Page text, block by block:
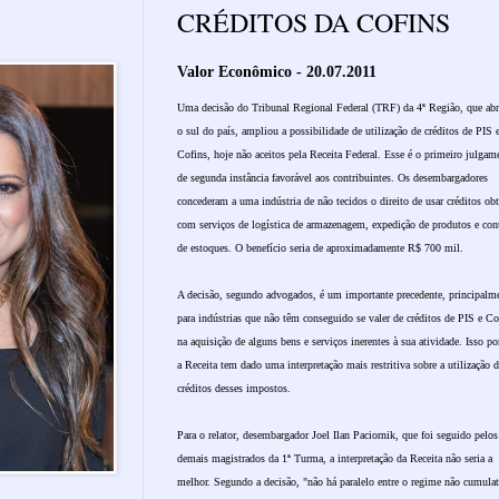
CRÉDITOS DA COFINS
Valor Econômico - 20.07.2011
Uma decisão do Tribunal Regional Federal (TRF) da 4ª Região, que
o sul do país, ampliou a possibilidade de utilização de créditos de PIS e
Cofins, hoje não aceitos pela Receita Federal. Esse é o primeiro
de segunda instância favorável aos contribuintes. Os desembargadores
concederam a uma indústria de não tecidos o direito de usar créditos
com serviços de logística de armazenagem, expedição de produtos e
de estoques. O benefício seria de aproximadamente R$ 700 mil.
A decisão, segundo advogados, é um importante precedente,
para indústrias que não têm conseguido se valer de créditos de PIS e
na aquisição de alguns bens e serviços inerentes à sua atividade. Isso
a Receita tem dado uma interpretação mais restritiva sobre a utilização
créditos desses impostos.
Para o relator, desembargador Joel Ilan Paciornik, que foi seguido pelos
demais magistrados da 1ª Turma, a interpretação da Receita não seria a
melhor. Segundo a decisão, "não há paralelo entre o regime não